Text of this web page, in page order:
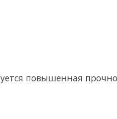
повышенная